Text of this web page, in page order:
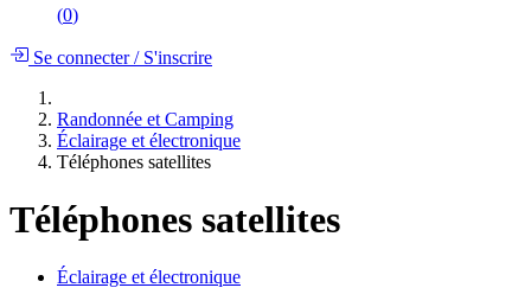
(0)
Se connecter/S'inscrire
Randonnée et Camping
Éclairage et électronique
Téléphones satellites
Téléphones satellites
Éclairage et électronique